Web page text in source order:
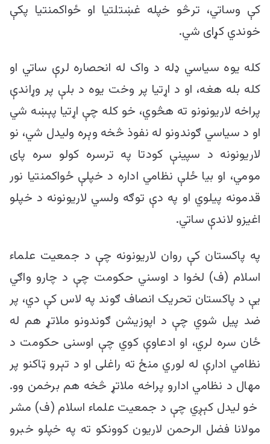
کې وساتي، ترڅو خپله غښتلتیا او ځواکمنتیا پکې
خوندي کړای شي.
کله یوه سیاسي ډله د واک له انحصاره لرې ساتي او
کله بله هغه، او د اړتیا پر وخت یوه د بلې پر وړاندې
پراخه لاریونونو ته هڅوي، خو کله چې اړتیا پېښه شي
او د سیاسي ګوندونو له نفوذ څخه وېره ولیدل شي، نو
لاریونونه د سپینې کودتا په ترسره کولو سره پای
مومي، او بیا ځلې نظامي اداره د خپلې ځواکمنتیا نور
قدمونه پیلوي او په دې توګه ولسي لاریونونه د خپلو
اغیزو لاندې ساتي.
په پاکستان کې روان لاریونونه چې د جمعیت علماء
اسلام (ف) لخوا د اوسني حکومت چې د چارو واګي
یې د پاکستان تحریک انصاف ګوند په لاس کې دي، پر
ضد پیل شوي چې د اپوزیشن ګوندونو ملاتړ هم له
ځان سره لري، او ادعاوې کوي چې اوسنی حکومت د
نظامي ادارې له لوري منځ ته راغلی او د تېرو ټاکنو پر
مهال د نظامي ادارو پراخه ملاتړ څخه هم برخمن وو.
خو لیدل کېږي چې د جمعیت علماء اسلام (ف) مشر
مولانا فضل الرحمن لاریون کوونکو ته په خپلو خبرو